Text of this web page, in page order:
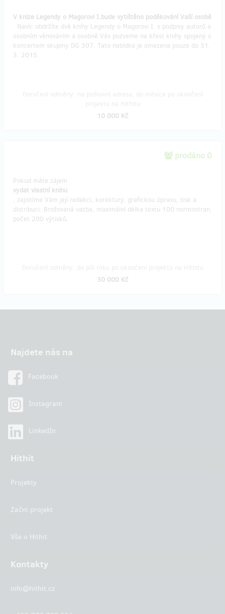
V knize Legendy o Magorovi I.bude vytištěno poděkování Vaší osobě
. Navíc obdržíte dvě knihy Legendy o Magorovi I. s podpisy autorů a
osobním věnováním a osobně Vás pozveme na křest knihy spojený s
koncertem skupiny DG 307. Tato nabídka je omezena pouze do 31.
3. 2015.
10 000 Kč
prodáno 0
Pokud máte zájem
vydat vlastní knihu
, zajistíme Vám její redakci, korektury, grafickou úpravu, tisk a
distribuci. Brožovaná vazba, maximální délka textu 100 normostran,
počet 200 výtisků.
30 000 Kč
Najdete nás na
Facebook
Instagram
LinkedIn
Hithit
Projekty
Začni projekt
Vše o Hithit
Kontakty
info@hithit.cz